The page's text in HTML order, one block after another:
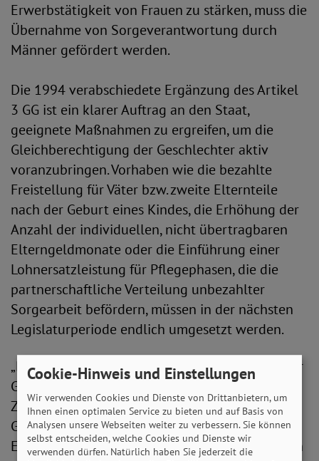
Erwerbstätigkeit von Frauen zu stärken, muss die
Übernahme von Sorgeverantwortung durch
Männer gefördert werden.
Die 1994 verabschiedete Ergänzung des Artikel
3 GG ist ein klarer Auftrag an den Staat,
geeignete Maßnahmen zu ergreifen, um die
Gleichberechtigung der Geschlechter aktiv
voranzubringen. Vorhaben wie die bezahlte
Freistellung für Väter bzw. zweite Elternteile
nach der Geburt eines Kindes, die Erhöhung der
Anzahl der individuellen, nicht übertragbaren
Elterngeldmonate oder die Einführung einer
Lohnersatzleistung für Pflegephasen, die die
partnerschaftliche Verteilung unbezahlter
Sorgearbeit befördern, müssen in der nächsten
Legislaturperiode endlich umgesetzt werden.
„Die faktische Umsetzung der Gleichstellung der
Geschlechter ist höchst relevant für die
Zukunftsfähigkeit von Wirtschaft und
Gesellschaft – und angesichts des aktuellen
Erstarkens rechtsextremer politischer Kräfte von
Cookie-Hinweis und Einstellungen
Wir verwenden Cookies und Dienste von Drittanbietern, um
Ihnen einen optimalen Service zu bieten und auf Basis von
Analysen unsere Webseiten weiter zu verbessern. Sie können
selbst entscheiden, welche Cookies und Dienste wir
verwenden dürfen. Natürlich haben Sie jederzeit die